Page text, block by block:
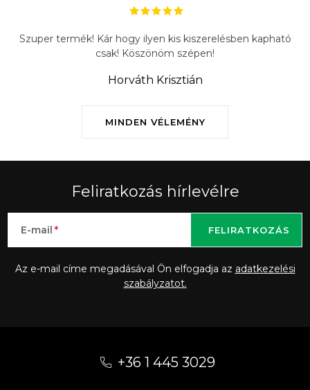
MINDEN VÉLEMÉNY
Szuper termék! Kár hogy ilyen kis kiszerelésben kapható
csak! Köszönöm szépen!
Horváth Krisztián
Feliratkozás hírlevélre
E-mail
Az e-mail címe megadásával Ön elfogadja az adatkezelési
szabályzatot.
FELIRATKOZÁS
+36 1 445 3029